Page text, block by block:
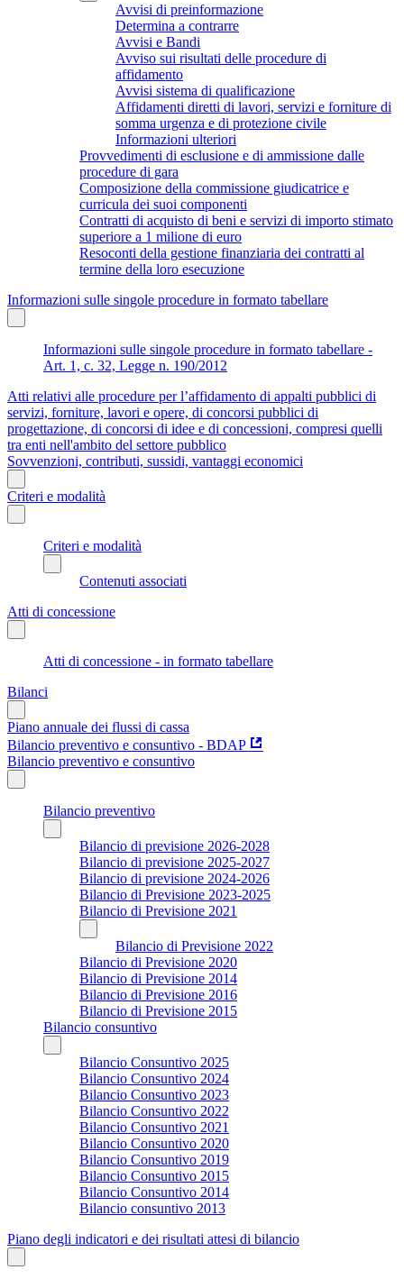
Avvisi di preinformazione
Determina a contrarre
Avvisi e Bandi
Avviso sui risultati delle procedure di
affidamento
Avvisi sistema di qualificazione
Affidamenti diretti di lavori, servizi e forniture di
somma urgenza e di protezione civile
Informazioni ulteriori
Provvedimenti di esclusione e di ammissione dalle
procedure di gara
Composizione della commissione giudicatrice e
curricula dei suoi componenti
Contratti di acquisto di beni e servizi di importo stimato
superiore a 1 milione di euro
Resoconti della gestione finanziaria dei contratti al
termine della loro esecuzione
Informazioni sulle singole procedure in formato tabellare
Informazioni sulle singole procedure in formato tabellare -
Art. 1, c. 32, Legge n. 190/2012
Atti relativi alle procedure per l’affidamento di appalti pubblici di
servizi, forniture, lavori e opere, di concorsi pubblici di
progettazione, di concorsi di idee e di concessioni, compresi quelli
tra enti nell'ambito del settore pubblico
Sovvenzioni, contributi, sussidi, vantaggi economici
Criteri e modalità
Criteri e modalità
Contenuti associati
Atti di concessione
Atti di concessione - in formato tabellare
Bilanci
Piano annuale dei flussi di cassa
Bilancio preventivo e consuntivo - BDAP
Bilancio preventivo e consuntivo
Bilancio preventivo
Bilancio di previsione 2026-2028
Bilancio di previsione 2025-2027
Bilancio di previsione 2024-2026
Bilancio di Previsione 2023-2025
Bilancio di Previsione 2021
Bilancio di Previsione 2022
Bilancio di Previsione 2020
Bilancio di Previsione 2014
Bilancio di Previsione 2016
Bilancio di Previsione 2015
Bilancio consuntivo
Bilancio Consuntivo 2025
Bilancio Consuntivo 2024
Bilancio Consuntivo 2023
Bilancio Consuntivo 2022
Bilancio Consuntivo 2021
Bilancio Consuntivo 2020
Bilancio Consuntivo 2019
Bilancio Consuntivo 2015
Bilancio Consuntivo 2014
Bilancio consuntivo 2013
Piano degli indicatori e dei risultati attesi di bilancio